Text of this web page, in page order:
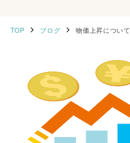
TOP ブログ 物価上昇について